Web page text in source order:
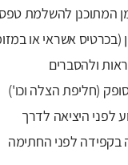
(בכרטיס אשראי או
ולהסברים
(חליפת הצלה וכו')
לפני היציאה לדרך
בקפידה לפני החתימה